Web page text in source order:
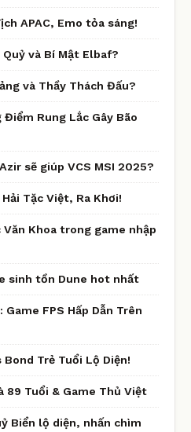
APAC, Emo tỏa sáng!
và Bí Mật Elbaf?
và Thầy Thách Đấu?
Rung Lắc Gây Bão
sẽ giúp VCS MSI 2025?
Tặc Việt, Ra Khơi!
Văn Khoa trong game nhập
sinh tồn Dune hot nhất
FPS Hấp Dẫn Trên
Trẻ Tuổi Lộ Diện!
89 Tuổi & Game Thủ Việt
Biển lộ diện, nhấn chìm